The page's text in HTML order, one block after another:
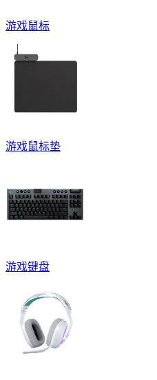
游戏鼠标
游戏鼠标垫
游戏键盘